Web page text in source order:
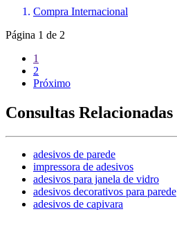
Compra Internacional
Página 1 de 2
1
2
Próximo
Consultas Relacionadas
adesivos de parede
impressora de adesivos
adesivos para janela de vidro
adesivos decorativos para parede
adesivos de capivara